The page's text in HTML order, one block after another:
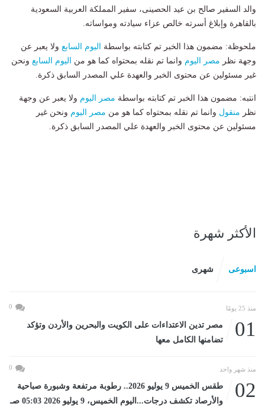
والد السفير صالح بن عيد الحصينى، سفير المملكة العربية السعودية
بالقاهرة وإبلاغ أسرته خالص عزاء سيادته ومواساته.
ملحوظة: مضمون هذا الخبر تم كتابته بواسطة اليوم السابع ولا يعبر عن
وجهة نظر مصر اليوم وانما تم نقله بمحتواه كما هو من اليوم السابع ونحن
غير مسئولين عن محتوى الخبر والعهدة علي المصدر السابق ذكرة.
انتبه: مضمون هذا الخبر تم كتابته بواسطة مصر اليوم ولا يعبر عن وجهة
نظر منقول وانما تم نقله بمحتواه كما هو من مصر اليوم ونحن غير
مسئولين عن محتوى الخبر والعهدة علي المصدر السابق ذكرة.
الأكثر شهرة
اسبوعى شهرى
منذ 25 يومًا 0
01
مصر تدين الاعتداءات على الكويت والبحرين والأردن وتؤكد
تضامنها الكامل معها
منذ شهر واحد 0
02
طقس الخميس 9 يوليو 2026.. رطوبة مرتفعة وشبورة صباحية
والأرصاد تكشف درجات...اليوم الخميس، 9 يوليو 2026 05:03 صـ